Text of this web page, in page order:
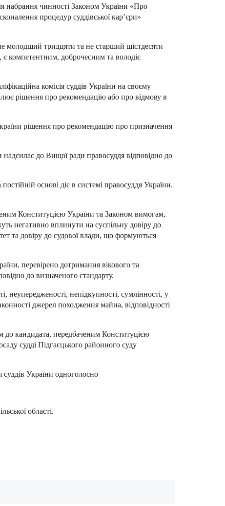
набрання чинності Законом України «Про
процедур суддівської кар’єри»
молодший тридцяти та не старший шістдесяти
є компетентним, доброчесним та володіє
комісія суддів України на своєму
рішення про рекомендацію або про відмову в
рішення про рекомендацію про призначення
надсилає до Вищої ради правосуддя відповідно до
основі діє в системі правосуддя України.
Конституцією України та Законом вимогам,
негативно вплинути на суспільну довіру до
та довіру до судової влади, що формуються
перевірено дотримання вікового та
до визначеного стандарту.
неупередженості, непідкупності, сумлінності, у
джерел походження майна, відповідності
до кандидата, передбаченим Конституцією
судді Підгаєцького районного суду
суддів України одноголосно
області.